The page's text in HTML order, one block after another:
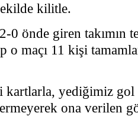
kilitle.
0 önde giren takımın
o maçı 11 kişi
kartlarla, yediğimiz gol
ona verilen